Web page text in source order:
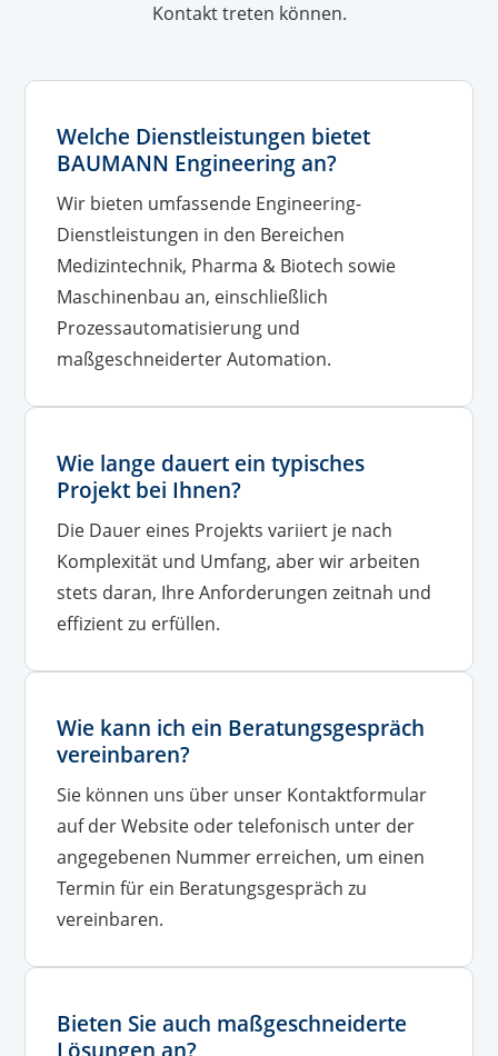
Kontakt treten können.
Welche Dienstleistungen bietet
BAUMANN Engineering an?
Wir bieten umfassende Engineering-
Dienstleistungen in den Bereichen
Medizintechnik, Pharma & Biotech sowie
Maschinenbau an, einschließlich
Prozessautomatisierung und
maßgeschneiderter Automation.
Wie lange dauert ein typisches
Projekt bei Ihnen?
Die Dauer eines Projekts variiert je nach
Komplexität und Umfang, aber wir arbeiten
stets daran, Ihre Anforderungen zeitnah und
effizient zu erfüllen.
Wie kann ich ein Beratungsgespräch
vereinbaren?
Sie können uns über unser Kontaktformular
auf der Website oder telefonisch unter der
angegebenen Nummer erreichen, um einen
Termin für ein Beratungsgespräch zu
vereinbaren.
Bieten Sie auch maßgeschneiderte
Lösungen an?